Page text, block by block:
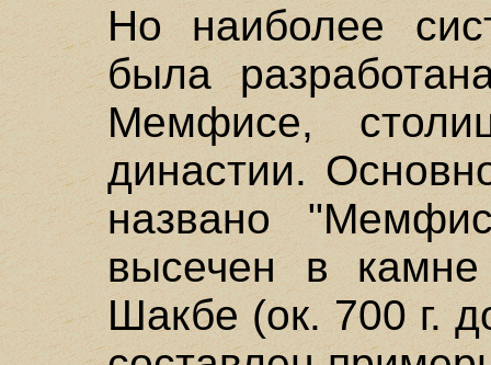
Но наиболее
была
Мемфисе,
династии.
названо
высечен в
Шакбе (ок. 700 г.